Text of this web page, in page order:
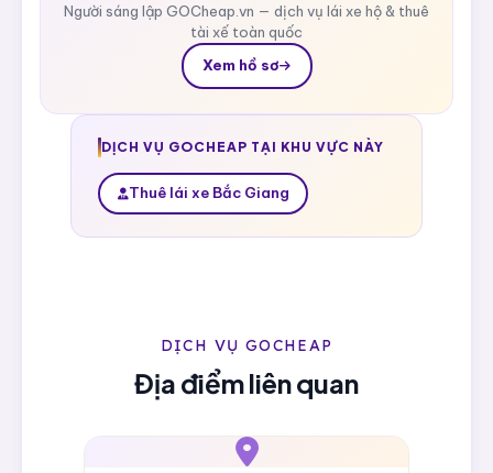
Người sáng lập GOCheap.vn — dịch vụ lái xe hộ & thuê
tài xế toàn quốc
Xem hồ sơ
DỊCH VỤ GOCHEAP TẠI KHU VỰC NÀY
Thuê lái xe Bắc Giang
DỊCH VỤ GOCHEAP
Địa điểm liên quan